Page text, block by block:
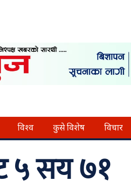
विश्व कुसे विशेष विचार
५ सय ७१